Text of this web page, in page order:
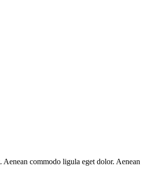
commodo ligula eget dolor. Aenean